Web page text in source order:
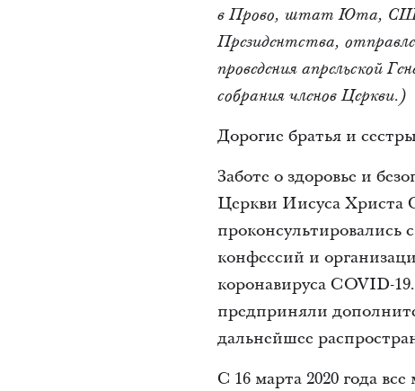
в Прово, штат Юта, США,
Президентства,
проведения апрельской
собрания членов Церкви.)
Дорогие братья и
Заботе о здоровье и
Церкви Иисуса Христа
конфессий и
коронавируса COVID-
предприняли
дальнейшее
С 16 марта 2020 года